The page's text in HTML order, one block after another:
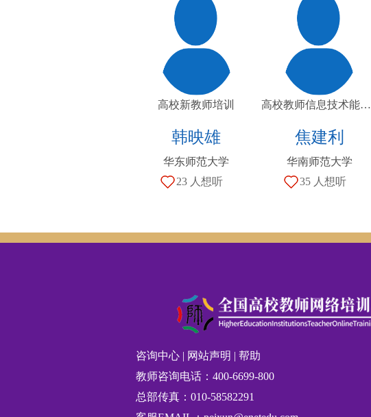
高校新教师培训
韩映雄
华东师范大学
23 人想听
高校教师信息技术能力提升培训
焦建利
华南师范大学
35 人想听
咨询中心 | 网站声明 | 帮助
教师咨询电话：400-6699-800
总部传真：010-58582291